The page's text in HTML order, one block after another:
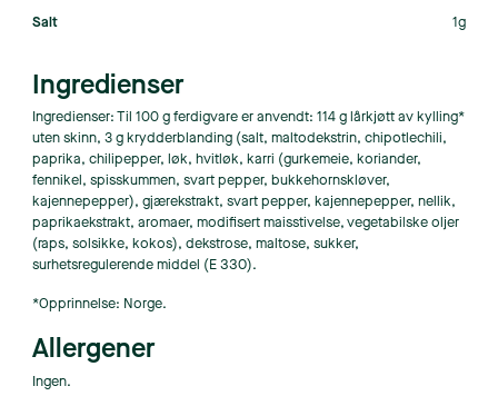
Salt 1g
Ingredienser
Ingredienser: Til 100 g ferdigvare er anvendt: 114 g lårkjøtt av kylling*
uten skinn, 3 g krydderblanding (salt, maltodekstrin, chipotlechili,
paprika, chilipepper, løk, hvitløk, karri (gurkemeie, koriander,
fennikel, spisskummen, svart pepper, bukkehornskløver,
kajennepepper), gjærekstrakt, svart pepper, kajennepepper, nellik,
paprikaekstrakt, aromaer, modifisert maisstivelse, vegetabilske oljer
(raps, solsikke, kokos), dekstrose, maltose, sukker,
surhetsregulerende middel (E 330).
*Opprinnelse: Norge.
Allergener
Ingen.